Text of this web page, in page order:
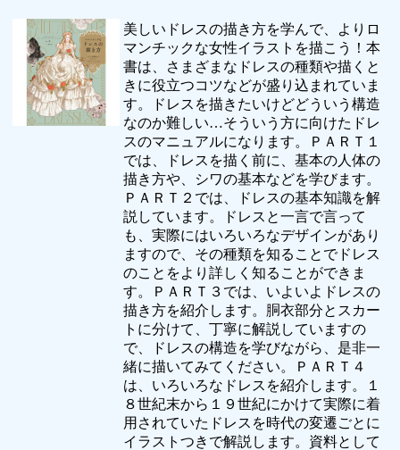
美しいドレスの描き方を学んで、よりロ
マンチックな女性イラストを描こう！本
書は、さまざまなドレスの種類や描くと
きに役立つコツなどが盛り込まれていま
す。ドレスを描きたいけどどういう構造
なのか難しい…そういう方に向けたドレ
スのマニュアルになります。ＰＡＲＴ１
では、ドレスを描く前に、基本の人体の
描き方や、シワの基本などを学びます。
ＰＡＲＴ２では、ドレスの基本知識を解
説しています。ドレスと一言で言って
も、実際にはいろいろなデザインがあり
ますので、その種類を知ることでドレス
のことをより詳しく知ることができま
す。ＰＡＲＴ３では、いよいよドレスの
描き方を紹介します。胴衣部分とスカー
トに分けて、丁寧に解説していますの
で、ドレスの構造を学びながら、是非一
緒に描いてみてください。ＰＡＲＴ４
は、いろいろなドレスを紹介します。１
８世紀末から１９世紀にかけて実際に着
用されていたドレスを時代の変遷ごとに
イラストつきで解説します。資料として